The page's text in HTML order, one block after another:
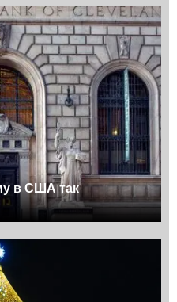
в США так